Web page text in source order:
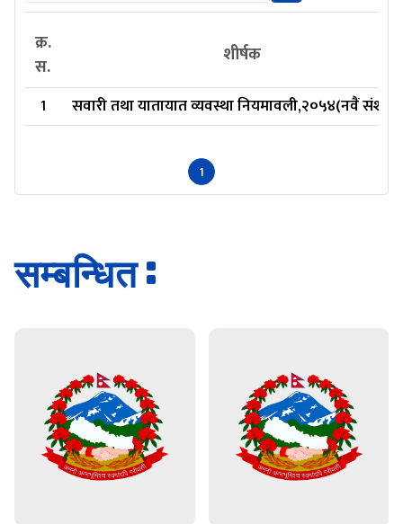
क्र.
स.
शीर्षक
1 सवारी तथा यातायात व्यवस्था नियमावली,२०५४(नवैं
1
सम्बन्धित